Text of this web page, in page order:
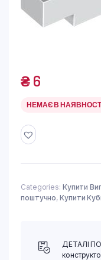
₴6
НЕМАЄ В
Categories: Купити
поштучно,Купити
ДЕТАЛІ